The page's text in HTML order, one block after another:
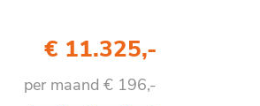
€ 11.325,-
per maand € 196,-